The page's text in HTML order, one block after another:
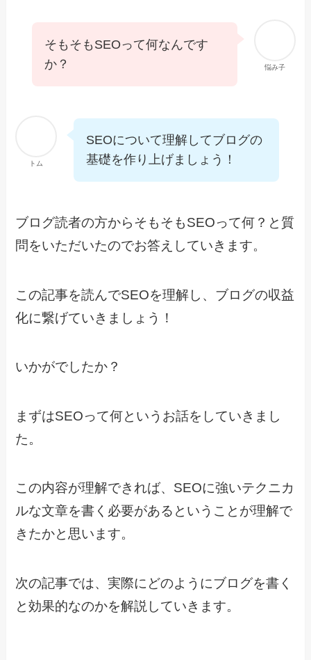
悩み子
そもそもSEOって何なんです
か？
トム
SEOについて理解してブログの
基礎を作り上げましょう！
ブログ読者の方からそもそもSEOって何？と質
問をいただいたのでお答えしていきます。
この記事を読んでSEOを理解し、ブログの収益
化に繋げていきましょう！
いかがでしたか？
まずはSEOって何というお話をしていきまし
た。
この内容が理解できれば、SEOに強いテクニカ
ルな文章を書く必要があるということが理解で
きたかと思います。
次の記事では、実際にどのようにブログを書く
と効果的なのかを解説していきます。